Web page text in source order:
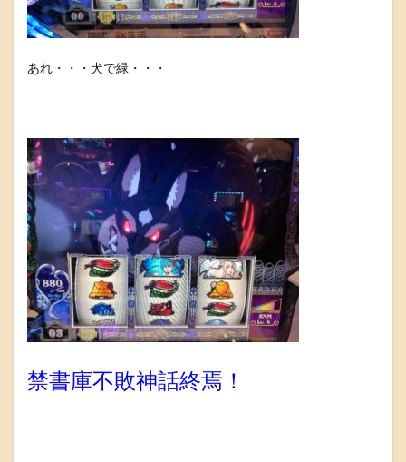
あれ・・・犬で緑・・・
禁書庫不敗神話終焉！